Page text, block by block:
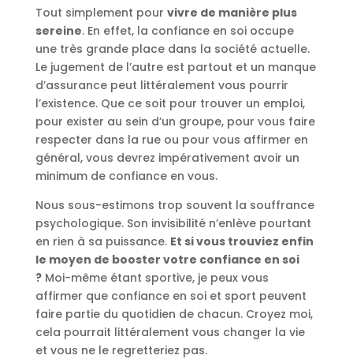
Tout simplement pour vivre de manière plus
sereine. En effet, la confiance en soi occupe
une très grande place dans la société actuelle.
Le jugement de l’autre est partout et un manque
d’assurance peut littéralement vous pourrir
l’existence. Que ce soit pour trouver un emploi,
pour exister au sein d’un groupe, pour vous faire
respecter dans la rue ou pour vous affirmer en
général, vous devrez impérativement avoir un
minimum de confiance en vous.
Nous sous-estimons trop souvent la souffrance
psychologique. Son invisibilité n’enlève pourtant
en rien à sa puissance. Et si vous trouviez enfin
le moyen de booster votre confiance en soi
?Moi-même étant sportive, je peux vous
affirmer que confiance en soi et sport peuvent
faire partie du quotidien de chacun. Croyez moi,
cela pourrait littéralement vous changer la vie
et vous ne le regretteriez pas.